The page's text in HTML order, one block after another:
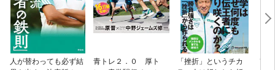
人が替わっても必ず結
青トレ２．０ 厚ト
「挫折」というチカ
改